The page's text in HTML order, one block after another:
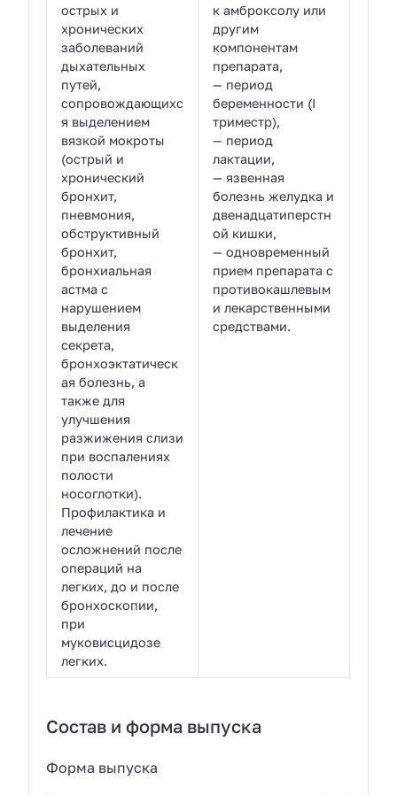
острых и
хронических
заболеваний
дыхательных
путей,
сопровождающихс
я выделением
вязкой мокроты
(острый и
хронический
бронхит,
пневмония,
обструктивный
бронхит,
бронхиальная
астма с
нарушением
выделения
секрета,
бронхоэктатическ
ая болезнь, а
также для
улучшения
разжижения слизи
при воспалениях
полости
носоглотки).
Профилактика и
лечение
осложнений после
операций на
легких, до и после
бронхоскопии,
при
муковисцидозе
легких.
к амброксолу или
другим
компонентам
препарата,
— период
беременности (I
триместр),
— период
лактации,
— язвенная
болезнь желудка и
двенадцатиперстн
ой кишки,
— одновременный
прием препарата с
противокашлевым
и лекарственными
средствами.
Состав и форма выпуска
Форма выпуска